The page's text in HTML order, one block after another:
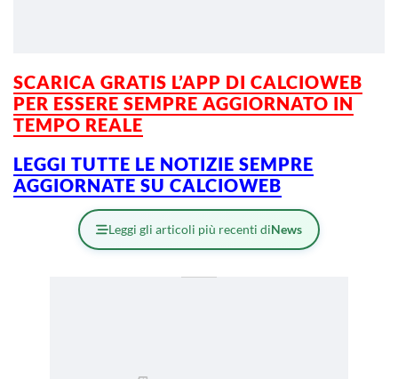
SCARICA GRATIS L’APP DI CALCIOWEB
PER ESSERE SEMPRE AGGIORNATO IN
TEMPO REALE
LEGGI TUTTE LE NOTIZIE SEMPRE
AGGIORNATE SU CALCIOWEB
Leggi gli articoli più recenti diNews